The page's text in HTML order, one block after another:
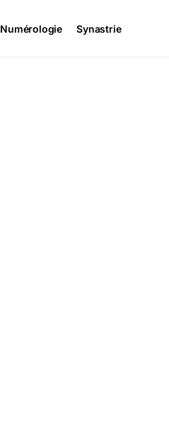
Numérologie Synastrie